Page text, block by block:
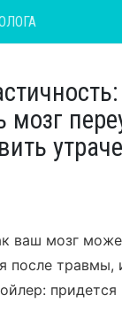
мозг
ваш мозг
после травмы,
придется